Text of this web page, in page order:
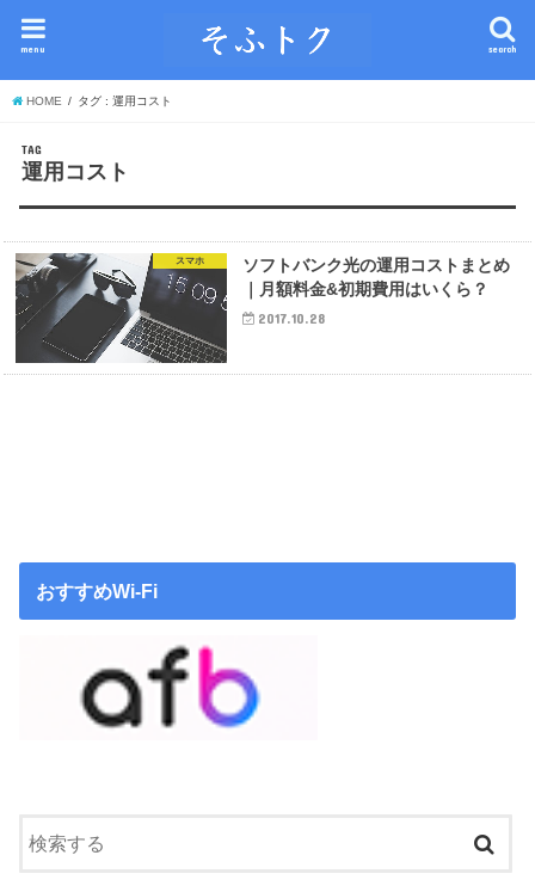
search
menu
HOME タグ : 運用コスト
TAG
運用コスト
スマホ
ソフトバンク光の運用コストまとめ
｜月額料金&初期費用はいくら？
2017.10.28
おすすめWi-Fi